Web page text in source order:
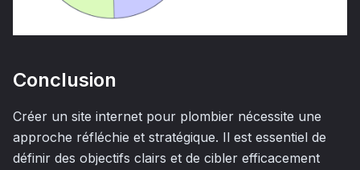
Conclusion
Créer un site internet pour plombier nécessite une
approche réfléchie et stratégique. Il est essentiel de
définir des objectifs clairs et de cibler efficacement